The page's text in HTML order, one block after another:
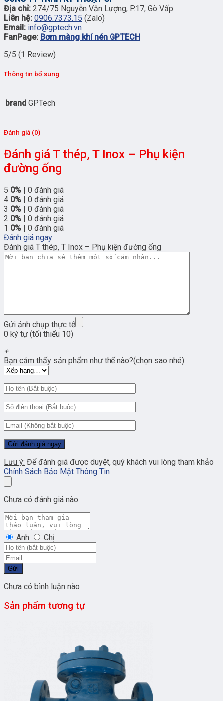
Địa chỉ: 274/75 Nguyễn Văn Lượng, P.17, Gò Vấp
Liên hệ: 0906.7373.15 (Zalo)
Email: info@gptech.vn
FanPage: Bơm màng khí nén GPTECH
5/5 (1 Review)
Thông tin bổ sung
brand GPTech
Đánh giá (0)
Đánh giá T thép, T Inox – Phụ kiện
đường ống
5 0% | 0 đánh giá
4 0% | 0 đánh giá
3 0% | 0 đánh giá
2 0% | 0 đánh giá
1 0% | 0 đánh giá
Đánh giá ngay
Đánh giá T thép, T Inox – Phụ kiện đường ống
Gửi ảnh chụp thực tế
0 ký tự (tối thiểu 10)
+
Bạn cảm thấy sản phẩm như thế nào?(chọn sao nhé):
Lưu ý: Để đánh giá được duyệt, quý khách vui lòng tham khảo
Chính Sách Bảo Mật Thông Tin
Chưa có đánh giá nào.
Anh Chị
Gửi
Chưa có bình luận nào
Sản phẩm tương tự